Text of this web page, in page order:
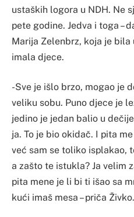
ustaških logora u NDH. Ne
pete godine. Jedva i toga –
Marija Zelenbrz, koja je
imala djece.
-Sve je išlo brzo, mogao je
veliku sobu. Puno djece je
jedino je jedan balio u
ja. To je bio okidač. I pita
već sam se toliko isplakao,
a zašto te istukla? Ja velim
pita mene je li bi ti išao sa
kući imaš mesa – priča Živko.